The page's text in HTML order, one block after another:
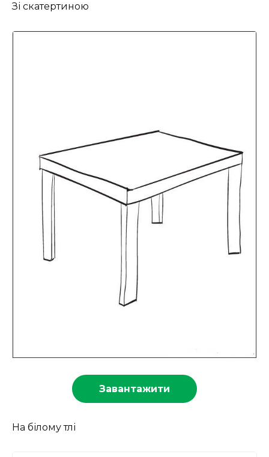
Зі скатертиною
Завантажити
На білому тлі